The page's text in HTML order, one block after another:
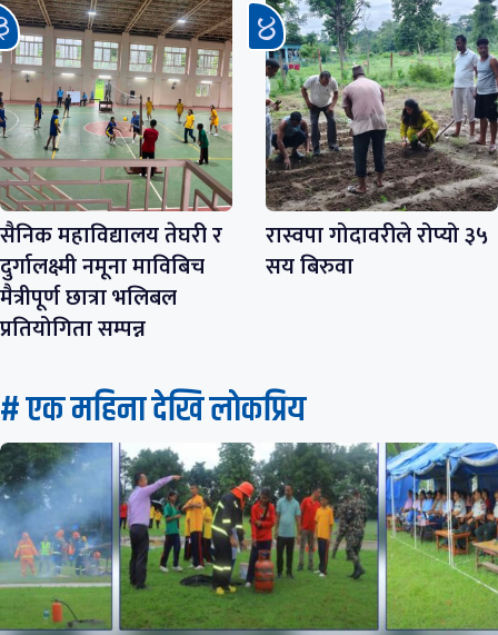
सैनिक महाविद्यालय तेघरी र
दुर्गालक्ष्मी नमूना माविबिच
मैत्रीपूर्ण छात्रा भलिबल
प्रतियोगिता सम्पन्न
रास्वपा गोदावरीले रोप्यो ३५
सय बिरुवा
# एक महिना देखि लाेकप्रिय